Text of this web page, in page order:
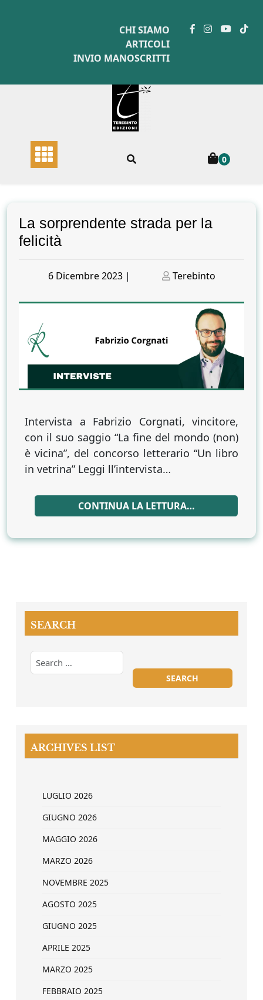
CHI SIAMO
ARTICOLI
INVIO MANOSCRITTI
0
La sorprendente strada per la
felicità
Posted
6 Dicembre 2023 |
Posted
Terebinto
Intervista a Fabrizio Corgnati, vincitore,
con il suo saggio “La fine del mondo (non)
è vicina”, del concorso letterario “Un libro
in vetrina” Leggi ll’intervista…
CONTINUA LA LETTURA…
SEARCH
ARCHIVES LIST
LUGLIO 2026
GIUGNO 2026
MAGGIO 2026
MARZO 2026
NOVEMBRE 2025
AGOSTO 2025
GIUGNO 2025
APRILE 2025
MARZO 2025
FEBBRAIO 2025